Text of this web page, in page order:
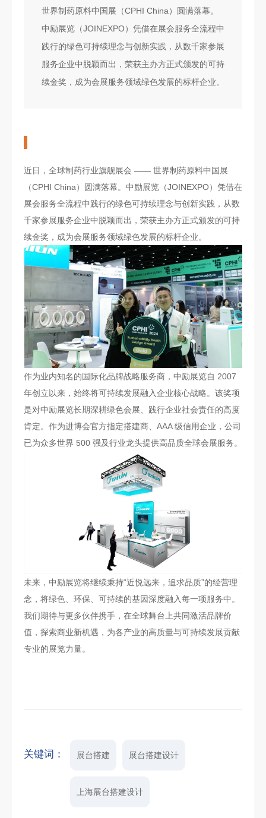
世界制药原料中国展（CPHI China）圆满落幕。
中励展览（JOINEXPO）凭借在展会服务全流程中
践行的绿色可持续理念与创新实践，从数千家参展
服务企业中脱颖而出，荣获主办方正式颁发的可持
续金奖，成为会展服务领域绿色发展的标杆企业。
近日，全球制药行业旗舰展会 —— 世界制药原料中国展
（CPHI China）圆满落幕。中励展览（JOINEXPO）凭借在
展会服务全流程中践行的绿色可持续理念与创新实践，从数
千家参展服务企业中脱颖而出，荣获主办方正式颁发的可持
续金奖，成为会展服务领域绿色发展的标杆企业。
作为业内知名的国际化品牌战略服务商，中励展览自 2007
年创立以来，始终将可持续发展融入企业核心战略。该奖项
是对中励展览长期深耕绿色会展、践行企业社会责任的高度
肯定。作为进博会官方指定搭建商、AAA 级信用企业，公司
已为众多世界 500 强及行业龙头提供高品质全球会展服务。
未来，中励展览将继续秉持“近悦远来，追求品质”的经营理
念，将绿色、环保、可持续的基因深度融入每一项服务中。
我们期待与更多伙伴携手，在全球舞台上共同激活品牌价
值，探索商业新机遇，为各产业的高质量与可持续发展贡献
专业的展览力量。
关键词： 展台搭建 展台搭建设计
上海展台搭建设计